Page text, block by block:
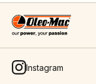
Instagram